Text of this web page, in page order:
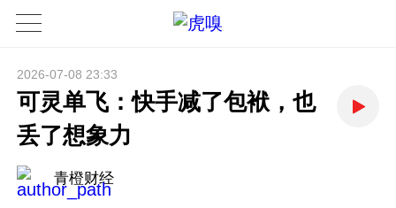
2026-07-08 23:33
可灵单飞：快手减了包袱，也
丢了想象力
青橙财经